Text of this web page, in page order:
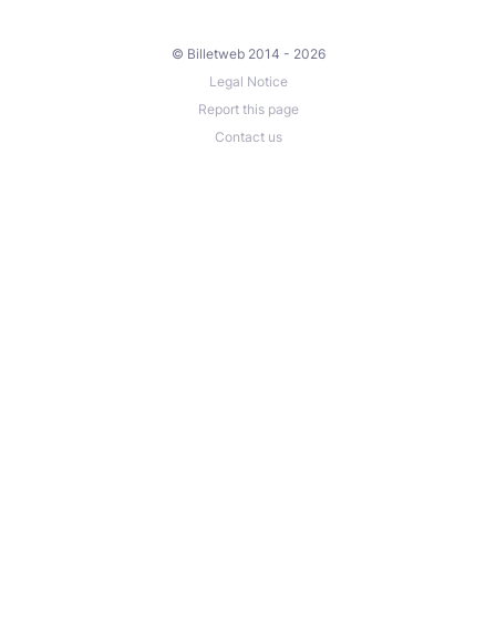
© Billetweb 2014 - 2026
Legal Notice
Report this page
Contact us